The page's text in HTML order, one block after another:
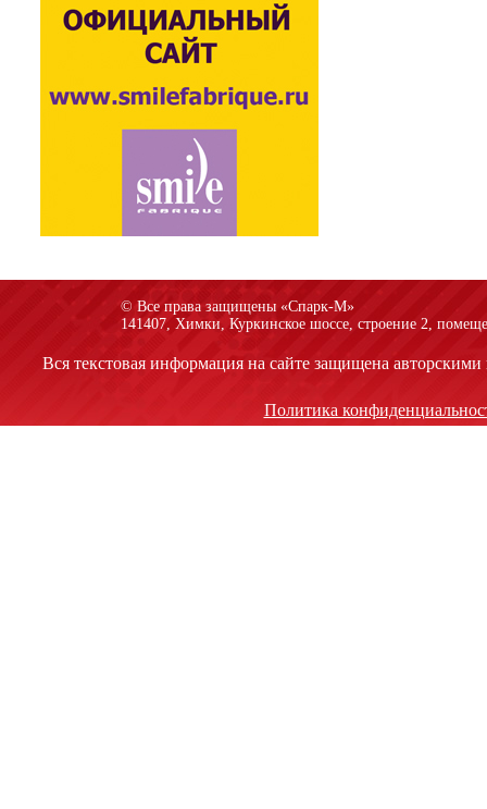
© Все права защищены «Спарк-M»
141407, Химки, Куркинское шоссе, строение 2,
Вся текстовая информация на сайте защищена
Политика